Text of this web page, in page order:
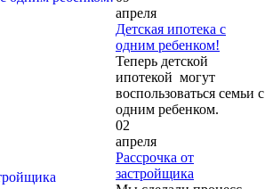
апреля
Детская ипотека с
одним ребенком!
Теперь детской
ипотекой могут
воспользоваться семьи с
одним ребенком.
02
апреля
Рассрочка от
застройщика